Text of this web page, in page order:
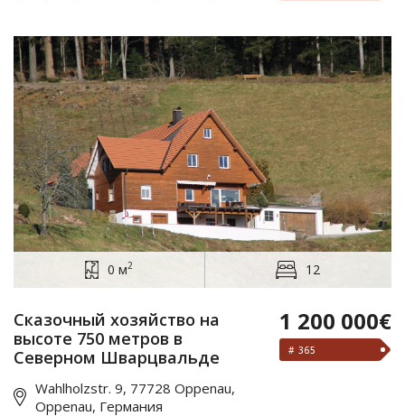
0 м2 12
Сказочный хозяйство на
высоте 750 метров в
Северном Шварцвальде
Wahlholzstr. 9, 77728 Oppenau,
Oppenau, Германия
1 200 000€
# 365